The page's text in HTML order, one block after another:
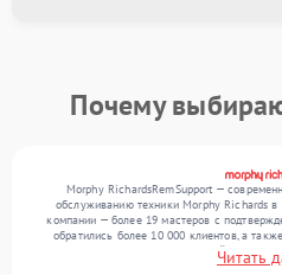
Почему
Morphy RichardsRemSupport —
обслуживанию техники Morphy Richards
компании — более 19 мастеров с
обратились более 10 000 клиентов, а
ремонтов. Ежемесячно в сервисный центр
Мы беремся за задачи любойЧитать